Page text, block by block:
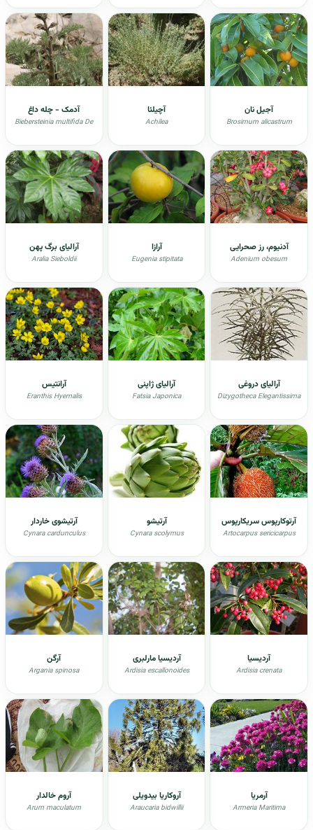
آجیل نان
Brosimum alicastrum
آچیلئا
Achilea
آدمک - چله داغ
Biebersteinia multifida De
آدنیوم، رز صحرایی
Adenium obesum
آرازا
Eugenia stipitata
آرالیای برگ پهن
Aralia Sieboldii
آرالیای دروغی
Dizygotheca Elegantissima
آرالیای ژاپنی
Fatsia Japonica
آرانتیس
Eranthis Hyemalis
آرتوکارپوس سریکارپوس
Artocarpus sericicarpus
آرتیشو
Cynara scolymus
آرتیشوی خاردار
Cynara cardunculus
آردیسیا
Ardisia crenata
آردیسیا مارلبری
Ardisia escallonoides
آرگن
Argania spinosa
آرمریا
Armeria Maritima
آروکاریا بیدویلی
Araucaria bidwillii
آروم خالدار
Arum maculatum